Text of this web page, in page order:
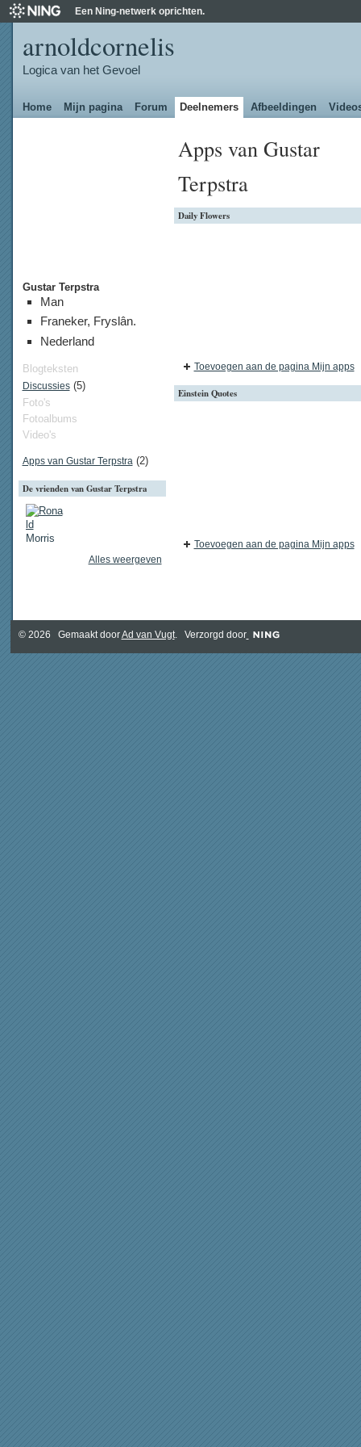
Een Ning-netwerk oprichten.
arnoldcornelis
Logica van het Gevoel
Home Mijn pagina Forum Deelnemers Afbeeldingen
Gustar Terpstra
Man
Franeker, Fryslân.
Nederland
Blogteksten
Discussies(5)
Foto's
Fotoalbums
Video's
Apps van Gustar Terpstra (2)
De vrienden van Gustar Terpstra
Alles weergeven
Apps van Gustar
Terpstra
Daily Flowers
Toevoegen aan de pagina Mijn apps
Einstein Quotes
Toevoegen aan de pagina Mijn apps
© 2026 Gemaakt doorAd van Vugt. Verzorgd door